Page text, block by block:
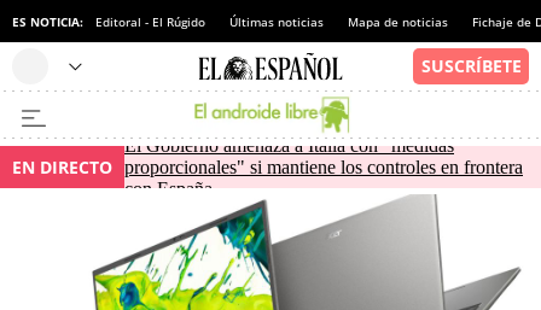
ES NOTICIA: Editoral - El Rúgido Últimas noticias Mapa de noticias Fichaje de
EN DIRECTO
El Gobierno amenaza a Italia con "medidas
proporcionales" si mantiene los controles en frontera
con España